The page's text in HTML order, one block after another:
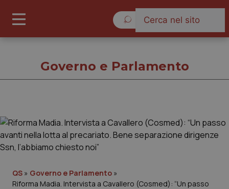
Cronache
Governo e Parlamento
Governo e Parlamento
QS » Governo e Parlamento »
Riforma Madia. Intervista a Cavallero (Cosmed): “Un passo